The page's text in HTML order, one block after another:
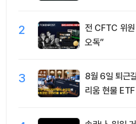
2
전 CFTC 위원
오독”
3
8월 6일 퇴근
리움 현물